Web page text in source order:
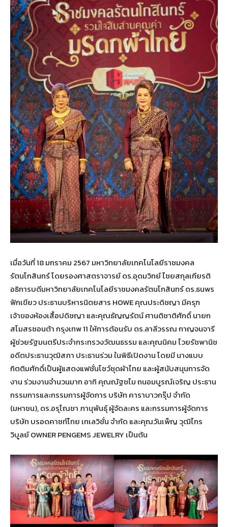
เมื่อวันที่ 18 มกราคม 2567 มหาวิทยาลัยเทคโนโลยีราชมงคล
รัตนโกสินทร์ โดยรองศาสตราจารย์ ดร.อุดมวิทย์ ไชยสกุลเกียรติ
อธิการบดีมหาวิทยาลัยเทคโนโลยีราชมงคลรัตนโกสินทร์ ดร.ธนพร
ฟักเขียว ประธานบริหารนิตยสาร HOWE คุณประดิชญา มีครุฑ
เจ้าของห้องเสื้อปดิชญา และคุณธัญญรัตน์ ศานติชาติศักดิ์ นายก
สโมสรซอนต้า กรุงเทพ 11 ให้การต้อนรับ ดร.ลาลีวรรณ กาญจนจารี
ผู้ช่วยรัฐมนตรีประจำกระทรวงวัฒนธรรม และคุณนิคม ไวยรัชพานิช
อดีตประธานวุฒิสภา ประธานร่วม ในพิธีเปิดงาน โดยมี นางแบบ
กิตติมศักดิ์เป็นผู้แสดงแฟชั่นโชว์ชุดผ้าไทย และผู้สนับสนุนการจัด
งาน ร่วมงานจำนวนมาก อาทิ คุณณัฐชไม ถนอมบูรณ์เจริญ ประธาน
กรรมการและกรรมการผู้จัดการ บริษัท คาราบาวกรุ๊ป จำกัด
(มหาชน), ดร.อรุโณชา ภานุพันธุ์ ผู้จัดละคร และกรรมการผู้จัดการ
บริษัท บรอดคาซท์ไทย เทเลวิชั่น จำกัด และคุณวันเพ็ญ วุฒิไกร
วิบูลย์ OWNER PENGEMS JEWELRY เป็นต้น